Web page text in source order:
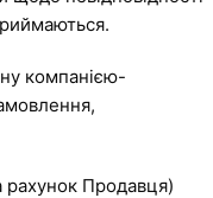
компанією-
рахунок Продавця)